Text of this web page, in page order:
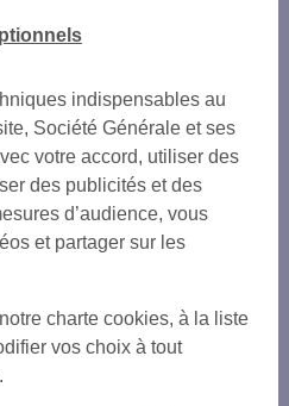
indispensables au
Société Générale et ses
votre accord, utiliser des
des publicités et des
d’audience, vous
et partager sur les
charte cookies, à la liste
vos choix à tout